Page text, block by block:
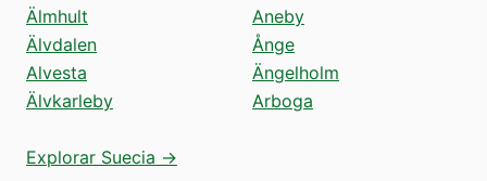
Älmhult
Älvdalen
Alvesta
Älvkarleby
Aneby
Ånge
Ängelholm
Arboga
Explorar Suecia →